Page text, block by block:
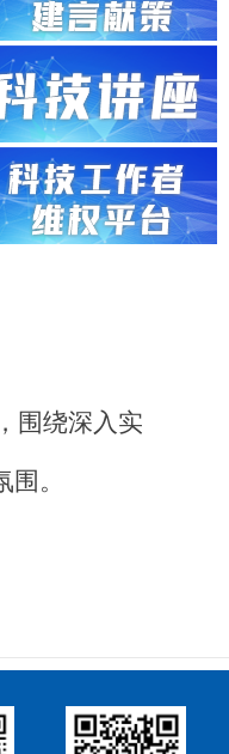
局、农牧业
《老年人营
品不良反应
围绕深入实
围 。